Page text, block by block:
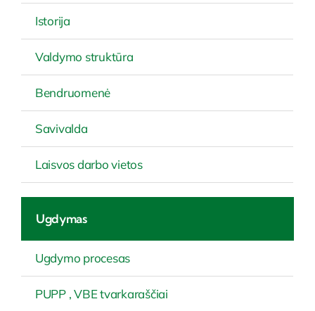
Istorija
Valdymo struktūra
Bendruomenė
Savivalda
Laisvos darbo vietos
Ugdymas
Ugdymo procesas
PUPP , VBE tvarkaraščiai